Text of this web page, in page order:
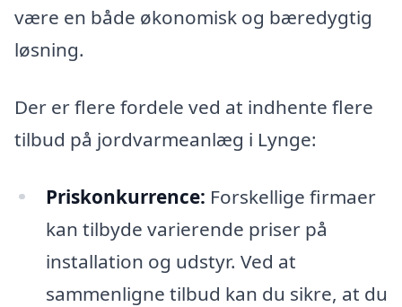
være en både økonomisk og bæredygtig
løsning.
Der er flere fordele ved at indhente flere
tilbud på jordvarmeanlæg i Lynge:
Priskonkurrence: Forskellige firmaer
kan tilbyde varierende priser på
installation og udstyr. Ved at
sammenligne tilbud kan du sikre, at du